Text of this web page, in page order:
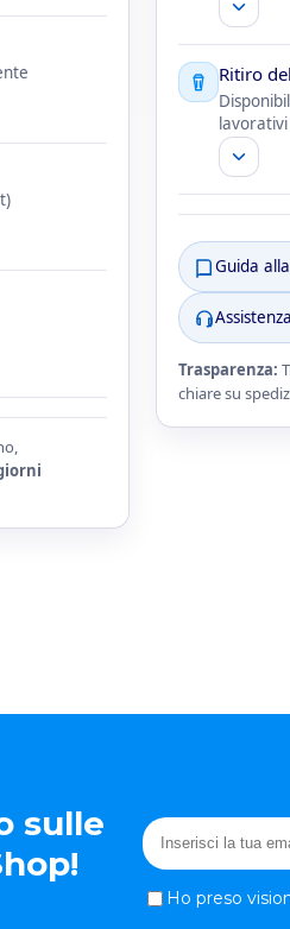
Ritiro
lavorativi
Guida
Trasparenza:
chiare su
sulle
Ho preso